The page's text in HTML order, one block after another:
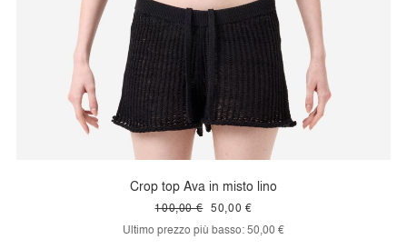
Crop top Ava in misto lino
50,00 €
100,00 €
Ultimo prezzo più basso:50,00 €